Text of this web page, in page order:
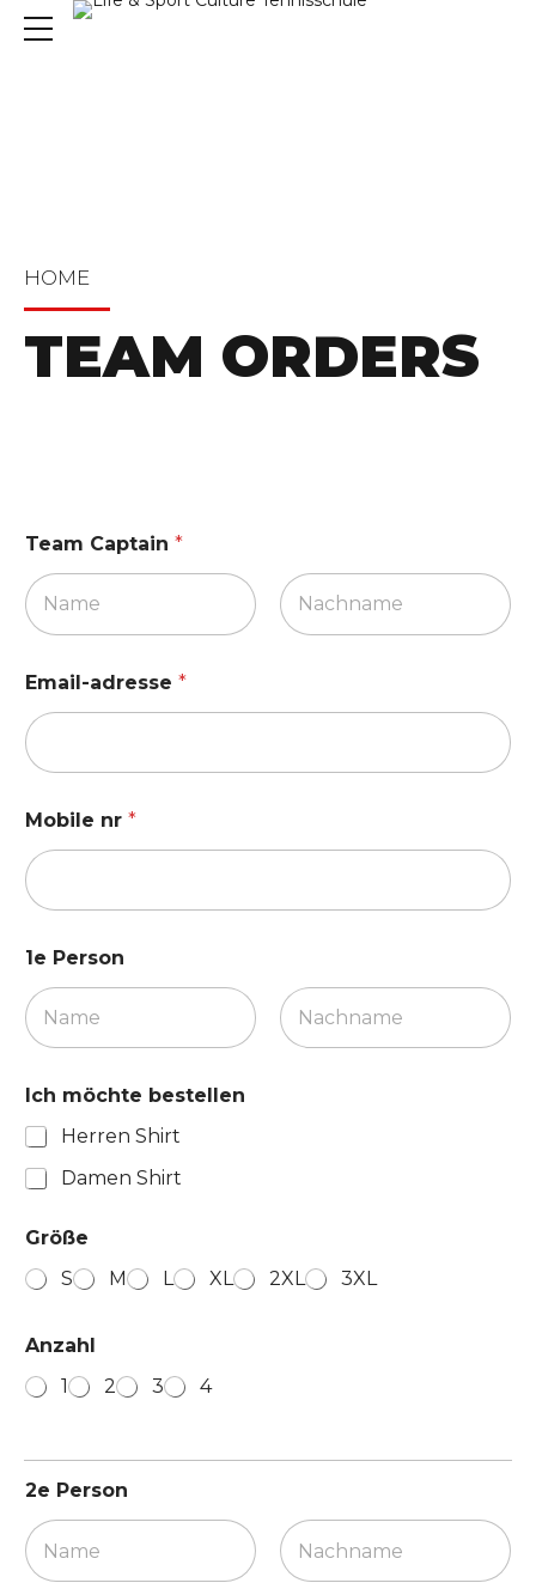
HOME
TEAM ORDERS
Team Captain *
Email-adresse *
Mobile nr *
1e Person
Ich möchte bestellen
Herren Shirt
Damen Shirt
Größe
S
M L XL 2XL 3XL
Anzahl
1
2 3 4
2e Person